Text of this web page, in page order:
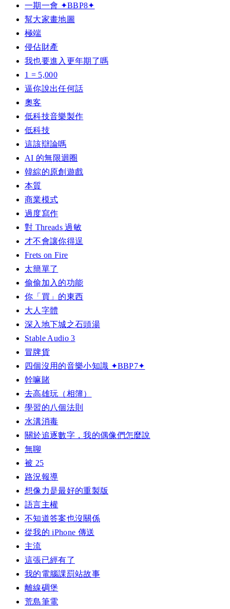
一期一會 ✦BBP8✦
幫大家畫地圖
極端
侵佔財產
我也要進入更年期了嗎
1 = 5,000
逼你說出任何話
奧客
低科技音樂製作
低科技
這該辯論嗎
AI 的無限迴圈
韓綜的原創遊戲
本質
商業模式
過度寫作
對 Threads 過敏
才不會讓你得逞
Frets on Fire
太簡單了
偷偷加入的功能
你「買」的東西
大人字體
深入地下城之石頭湯
Stable Audio 3
冒牌貨
四個沒用的音樂小知識 ✦BBP7✦
幹嘛賭
去高雄玩（相簿）
學習的八個法則
水溝消毒
關於追逐數字，我的偶像們怎麼說
無聊
被 25
路況報導
想像力是最好的重製版
語言主權
不知道答案也沒關係
從我的 iPhone 傳送
主流
這張已經有了
我的電腦課罰站故事
離線碉堡
荒島筆電